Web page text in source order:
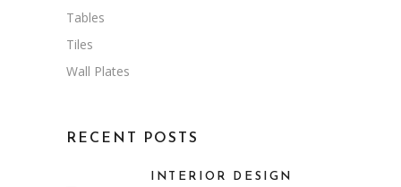
Tables
Tiles
Wall Plates
RECENT POSTS
INTERIOR DESIGN